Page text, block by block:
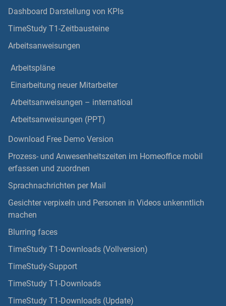
Dashboard Darstellung von KPIs
TimeStudy T1-Zeitbausteine
Arbeitsanweisungen
Arbeitspläne
Einarbeitung neuer Mitarbeiter
Arbeitsanweisungen – internatioal
Arbeitsanweisungen (PPT)
Download Free Demo Version
Prozess- und Anwesenheitszeiten im Homeoffice mobil
erfassen und zuordnen
Sprachnachrichten per Mail
Gesichter verpixeln und Personen in Videos unkenntlich
machen
Blurring faces
TimeStudy T1-Downloads (Vollversion)
TimeStudy-Support
TimeStudy T1-Downloads
TimeStudy T1-Downloads (Update)